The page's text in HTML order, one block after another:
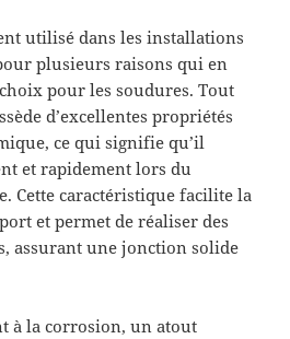
utilisé dans les installations
plusieurs raisons qui en
pour les soudures. Tout
d’excellentes propriétés
ce qui signifie qu’il
et rapidement lors du
Cette caractéristique facilite la
et permet de réaliser des
assurant une jonction solide
à la corrosion, un atout